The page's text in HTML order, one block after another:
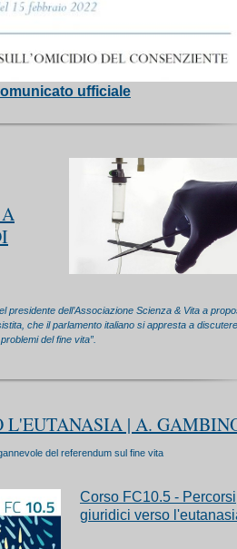
ufficiale
presidente dell’Associazione Scienza & Vita a
che il parlamento italiano si appresta a discutere.
del fine vita”.
L'EUTANASIA | A.
del referendum sul fine vita
Corso FC10.5 - Percorsi
giuridici verso